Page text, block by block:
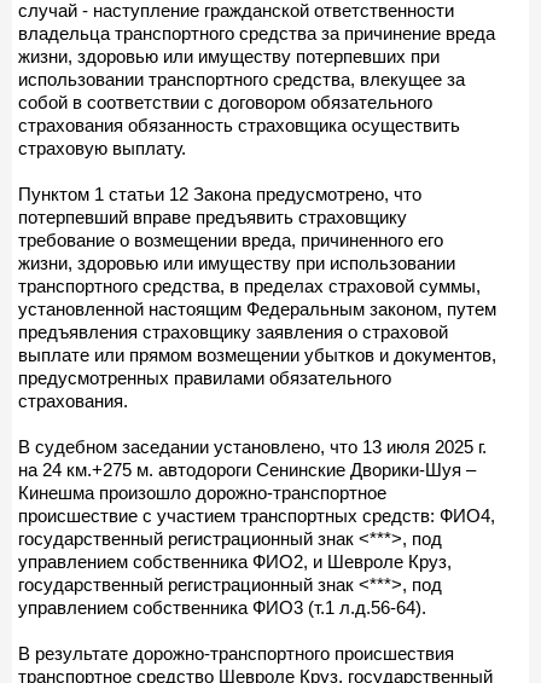
случай - наступление гражданской ответственности
владельца транспортного средства за причинение вреда
жизни, здоровью или имуществу потерпевших при
использовании транспортного средства, влекущее за
собой в соответствии с договором обязательного
страхования обязанность страховщика осуществить
страховую выплату.
Пунктом 1 статьи 12 Закона предусмотрено, что
потерпевший вправе предъявить страховщику
требование о возмещении вреда, причиненного его
жизни, здоровью или имуществу при использовании
транспортного средства, в пределах страховой суммы,
установленной настоящим Федеральным законом, путем
предъявления страховщику заявления о страховой
выплате или прямом возмещении убытков и документов,
предусмотренных правилами обязательного
страхования.
В судебном заседании установлено, что 13 июля 2025 г.
на 24 км.+275 м. автодороги Сенинские Дворики-Шуя –
Кинешма произошло дорожно-транспортное
происшествие с участием транспортных средств: ФИО4,
государственный регистрационный знак <***>, под
управлением собственника ФИО2, и Шевроле Круз,
государственный регистрационный знак <***>, под
управлением собственника ФИО3 (т.1 л.д.56-64).
В результате дорожно-транспортного происшествия
транспортное средство Шевроле Круз, государственный